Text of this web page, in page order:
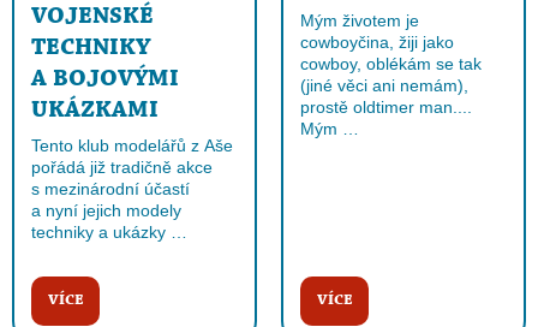
VOJENSKÉ
TECHNIKY
A BOJOVÝMI
UKÁZKAMI
Tento klub modelářů z Aše
pořádá již tradičně akce
s mezinárodní účastí
a nyní jejich modely
techniky a ukázky …
VÍCE
Mým životem je
cowboyčina, žiji jako
cowboy, oblékám se tak
(jiné věci ani nemám),
prostě oldtimer man....
Mým …
VÍCE